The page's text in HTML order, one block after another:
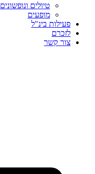
טיולים ונופשונים
מופעים
פעילות בינ"ל
לזכרם
צור קשר